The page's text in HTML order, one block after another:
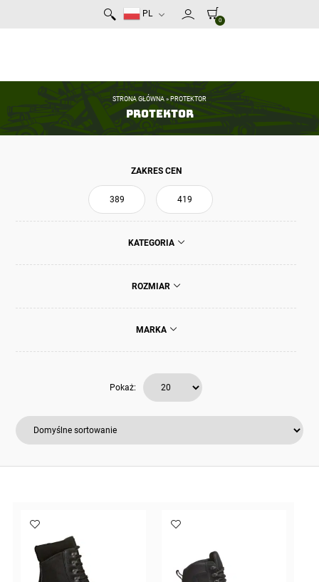
PL
0
STRONA GŁÓWNA»PROTEKTOR
Protektor
ZAKRES CEN
KATEGORIA
ROZMIAR
MARKA
Pokaż: